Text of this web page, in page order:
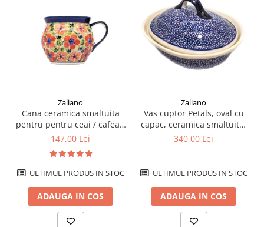
Zaliano
Cana ceramica smaltuita
pentru pentru ceai / cafea /
vin fiert Fire Poppies, in
manual, 320 ml
147,00 Lei
ULTIMUL PRODUS IN STOC
ADAUGA IN COS
Zaliano
Vas cuptor Petals, oval cu
capac, ceramica smaltuita,
pictat manual, 21,5 x 26,0
340,00 Lei
ULTIMUL PRODUS IN STOC
ADAUGA IN COS